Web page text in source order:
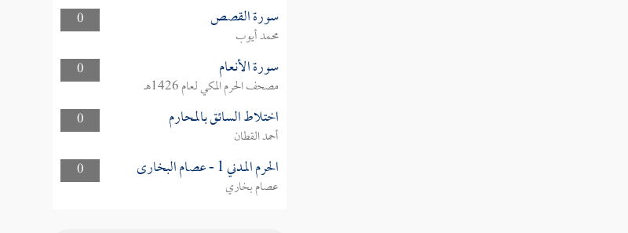
0
سورة القصص
محمد أيوب
0
سورة الأنعام
مصحف الحرم المكي لعام 1426هـ
0
اختلاط السائق بالمحارم
أحمد القطان
0
الحرم المدني 1 - عصام البخارى
عصام بخاري